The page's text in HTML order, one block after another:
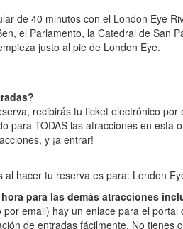
de 40 minutos con el London Eye
el Parlamento, la Catedral de San
justo al pie de London Eye.
recibirás tu ticket electrónico
para TODAS las atracciones en
y ¡a entrar!
al hacer tu reserva es para: London
para las demás atracciones
por email) hay un enlace para el
de entradas fácilmente. No